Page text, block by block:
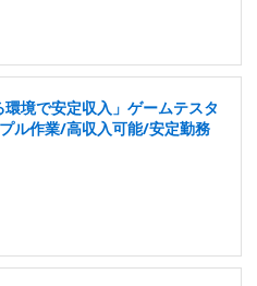
環境で安定収入」ゲームテスタ
ル作業/高収入可能/安定勤務